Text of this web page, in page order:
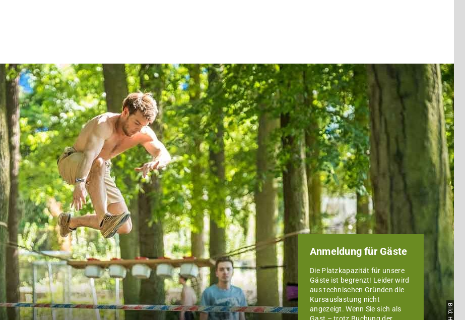
Anmeldung für Gäste
Die Platzkapazität für unsere
Gäste ist begrenzt! Leider wird
aus technischen Gründen die
Kursauslastung nicht
angezeigt. Wenn Sie sich als